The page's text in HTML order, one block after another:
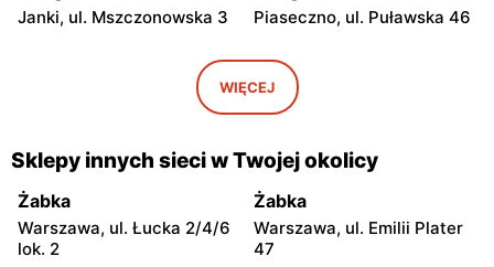
Janki, ul. Mszczonowska 3 Piaseczno, ul. Puławska 46
Douglas
Siedlce, ul. Józefa
Piłsudskiego 74
Douglas
Płock, ul. Wyszogrodzka
144
Douglas
Radom, ul. Bolesława
Chrobrego 1
Douglas Douglas
WIĘCEJ
Sklepy innych sieci w Twojej okolicy
Żabka
Warszawa, ul. Łucka 2/4/6
lok. 2
Żabka
Warszawa, ul. Emilii Plater
47